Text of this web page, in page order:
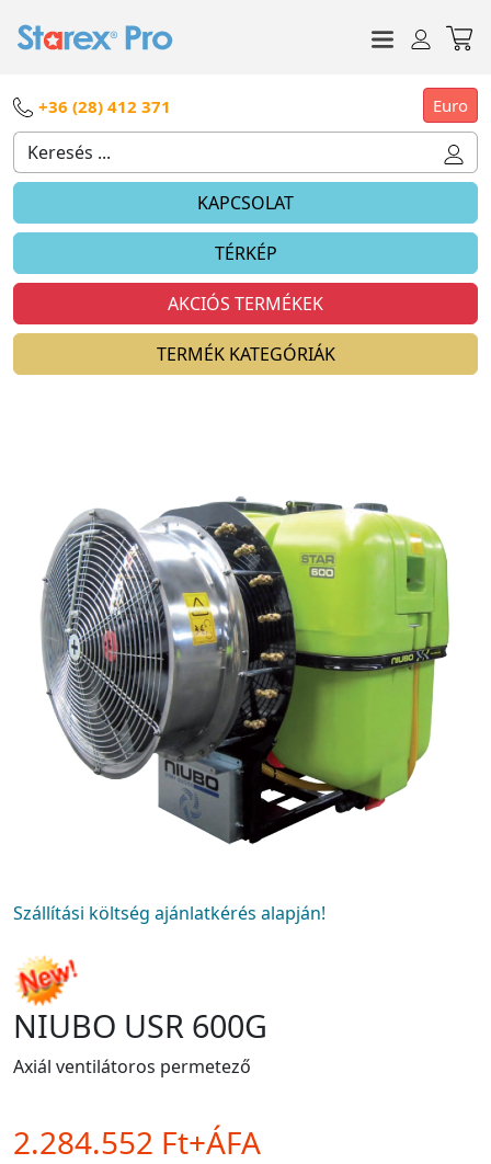
+36 (28) 412 371 Euro
KAPCSOLAT
TÉRKÉP
AKCIÓS TERMÉKEK
TERMÉK KATEGÓRIÁK
Szállítási költség ajánlatkérés alapján!
NIUBO USR 600G
Axiál ventilátoros permetező
2.284.552 Ft+ÁFA